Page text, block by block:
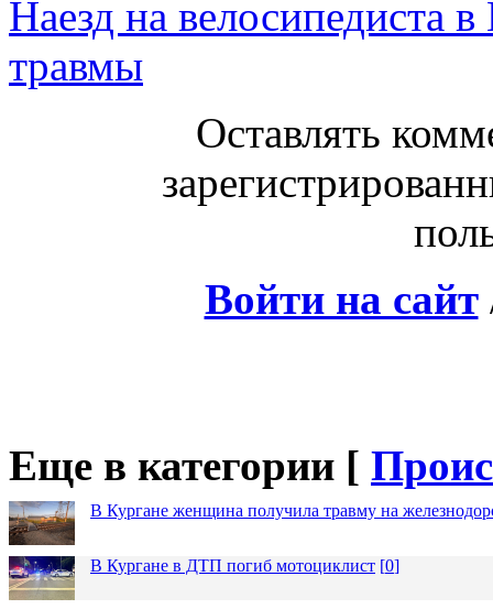
Наезд на велосипедиста
травмы
Оставлять
Войти на сайт
Еще в категории [
В Кургане женщина получила травму на
В Кургане в ДТП погиб мотоциклист [0]